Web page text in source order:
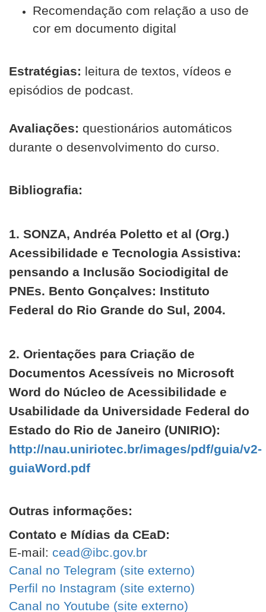
Recomendação com relação a uso de
cor em documento digital
Estratégias: leitura de textos, vídeos e
episódios de podcast.
Avaliações: questionários automáticos
durante o desenvolvimento do curso.
Bibliografia:
1. SONZA, Andréa Poletto et al (Org.)
Acessibilidade e Tecnologia Assistiva:
pensando a Inclusão Sociodigital de
PNEs. Bento Gonçalves: Instituto
Federal do Rio Grande do Sul, 2004.
2. Orientações para Criação de
Documentos Acessíveis no Microsoft
Word do Núcleo de Acessibilidade e
Usabilidade da Universidade Federal do
Estado do Rio de Janeiro (UNIRIO):
http://nau.uniriotec.br/images/pdf/guia/v2-
guiaWord.pdf
Outras informações:
Contato e Mídias da CEaD:
E-mail: cead@ibc.gov.br
Canal no Telegram (site externo)
Perfil no Instagram (site externo)
Canal no Youtube (site externo)